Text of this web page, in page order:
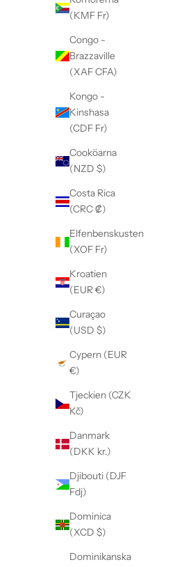
(KMF Fr)
Congo -
Brazzaville
(XAF CFA)
Kongo -
Kinshasa
(CDF Fr)
Cooköarna
(NZD $)
Costa Rica
(CRC ₡)
Elfenbenskusten
(XOF Fr)
Kroatien
(EUR €)
Curaçao
(USD $)
Cypern (EUR
€)
Tjeckien (CZK
Kč)
Danmark
(DKK kr.)
Djibouti (DJF
Fdj)
Dominica
(XCD $)
Dominikanska